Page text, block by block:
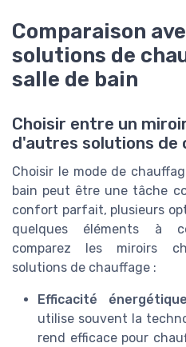
Comparaison
solutions de
salle de bain
Choisir entre un
d'autres solutions de
Choisir le mode de
bain peut être une tâche
confort parfait, plusieurs
quelques éléments à
comparez les miroirs
solutions de chauffage :
Efficacité
utilise souvent la
rend efficace pour